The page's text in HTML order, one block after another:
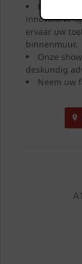
Kom
innovatieve
ervaar uw
binnenmuur.
Onze
deskundig
Neem uw